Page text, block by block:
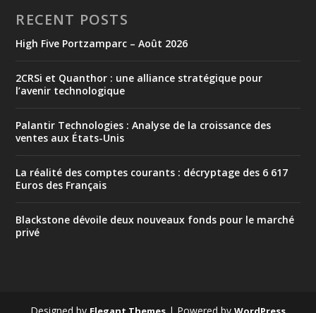
RECENT POSTS
High Five Portzamparc – Août 2026
2CRSi et Quanthor : une alliance stratégique pour
l’avenir technologique
Palantir Technologies : Analyse de la croissance des
ventes aux États-Unis
La réalité des comptes courants : décryptage des 6 617
Euros des Français
Blackstone dévoile deux nouveaux fonds pour le marché
privé